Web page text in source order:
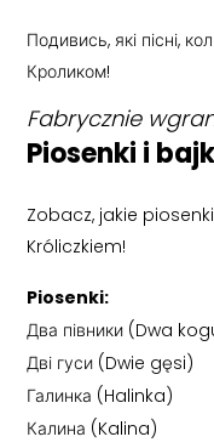
Подивись, які пісні,
Кроликом!
Fabrycznie
Piosenki i
Zobacz, jakie
Króliczkiem!
Piosenki:
Два півники (Dwa
Дві гуси (Dwie gęsi)
Галинка (Halinka)
Калина (Kalina)